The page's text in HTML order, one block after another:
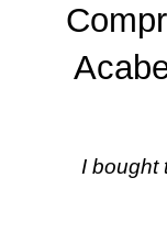
I bought